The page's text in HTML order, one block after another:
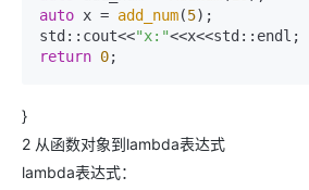
auto x = add_num(5);
std::cout<<"x:"
return 0;
}
2 从函数对象到lambda表达式
lambda表达式：